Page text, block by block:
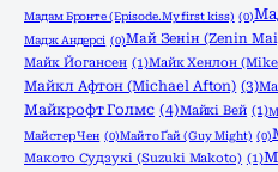
Мадам Бронте (Episode.My first kiss) (0)
Мадж Андерсі (0)Май Зенін (Zenin
Майк Йогансен (1)Майк Хенлон
Майкл Афтон (Michael Afton) (3)
Майкрофт Голмс (4)Майкі Вей (1)
Майстер Чен (0)Майто Ґай (Guy Might) (0)
Макото Судзукі (Suzuki Makoto) (1)